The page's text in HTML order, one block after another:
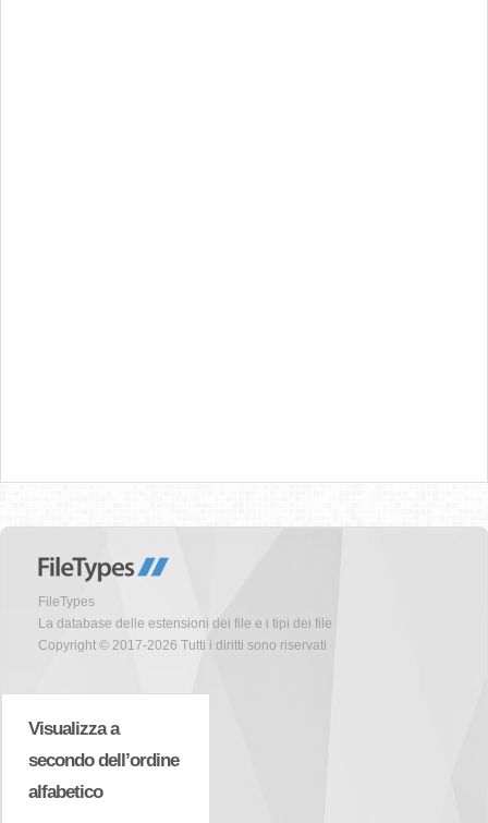
FileTypes
La database delle estensioni dei file e i tipi dei file
Copyright © 2017-2026 Tutti i diritti sono riservati
Visualizza a
secondo dell’ordine
alfabetico